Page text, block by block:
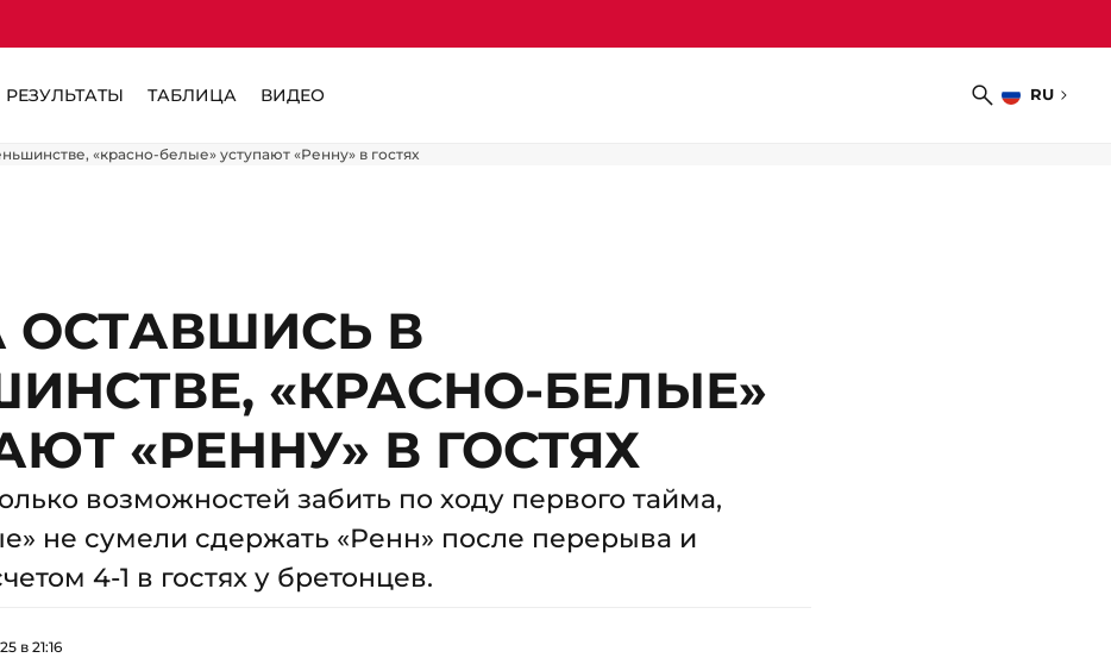
ТАБЛИЦА ВИДЕО
Поиск
RU
Выбрать
«красно-белые» уступают «Ренну» в гостях
ОСТАВШИСЬ В
«КРАСНО-БЕЛЫЕ»
«РЕННУ» В ГОСТЯХ
возможностей забить по ходу первого тайма,
не сумели сдержать «Ренн» после перерыва и
4-1 в гостях у бретонцев.
в 21:16